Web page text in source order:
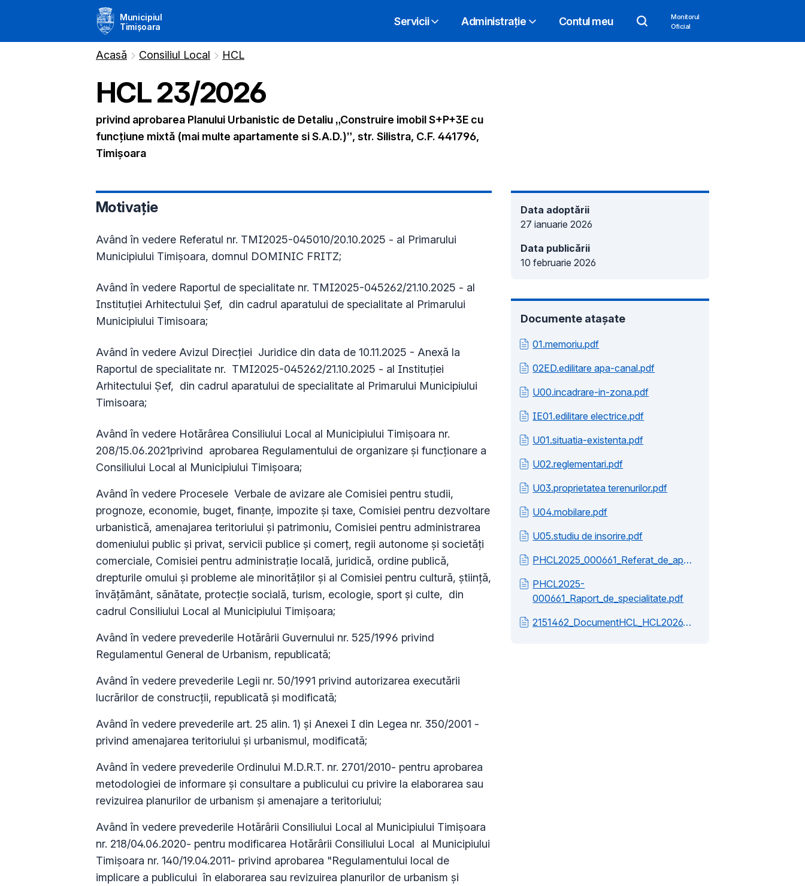
Municipiul
Timișoara
Servicii Administrație Contul meu
Monitorul
Oficial
Acasă Consiliul Local HCL
HCL23/2026
privind aprobarea Planului Urbanistic de Detaliu „Construire imobil S+P+3E cu
funcțiune mixtă (mai multe apartamente si S.A.D.)”, str. Silistra, C.F. 441796,
Timișoara
Motivație
Având în vedere Referatul nr. TMI2025-045010/20.10.2025 - al Primarului
Municipiului Timişoara, domnul DOMINIC FRITZ;
Având în vedere Raportul de specialitate nr. TMI2025-045262/21.10.2025 - al
Instituției Arhitectului Șef, din cadrul aparatului de specialitate al Primarului
Municipiului Timisoara;
Având în vedere Avizul Direcției Juridice din data de 10.11.2025 - Anexă la
Raportul de specialitate nr. TMI2025-045262/21.10.2025 - al Instituției
Arhitectului Șef, din cadrul aparatului de specialitate al Primarului Municipiului
Timisoara;
Având în vedere Hotărârea Consiliului Local al Municipiului Timișoara nr.
208/15.06.2021privind aprobarea Regulamentului de organizare și funcționare a
Consiliului Local al Municipiului Timișoara;
Având în vedere Procesele Verbale de avizare ale Comisiei pentru studii,
prognoze, economie, buget, finanţe, impozite şi taxe, Comisiei pentru dezvoltare
urbanistică, amenajarea teritoriului şi patrimoniu, Comisiei pentru administrarea
domeniului public şi privat, servicii publice şi comerţ, regii autonome şi societăţi
comerciale, Comisiei pentru administraţie locală, juridică, ordine publică,
drepturile omului şi probleme ale minorităţilor şi al Comisiei pentru cultură, ştiinţă,
învăţământ, sănătate, protecţie socială, turism, ecologie, sport şi culte, din
cadrul Consiliului Local al Municipiului Timişoara;
Având în vedere prevederile Hotărârii Guvernului nr. 525/1996 privind
Regulamentul General de Urbanism, republicată;
Având în vedere prevederile Legii nr. 50/1991 privind autorizarea executării
lucrărilor de construcţii, republicată şi modificată;
Având în vedere prevederile art. 25 alin. 1) şi Anexei I din Legea nr. 350/2001 -
privind amenajarea teritoriului şi urbanismul, modificată;
Având în vedere prevederile Ordinului M.D.R.T. nr. 2701/2010- pentru aprobarea
metodologiei de informare şi consultare a publicului cu privire la elaborarea sau
revizuirea planurilor de urbanism şi amenajare a teritoriului;
Având în vedere prevederile Hotărârii Consiliului Local al Municipiului Timişoara
nr. 218/04.06.2020- pentru modificarea Hotărârii Consiliului Local al Municipiului
Timișoara nr. 140/19.04.2011- privind aprobarea "Regulamentului local de
implicare a publicului în elaborarea sau revizuirea planurilor de urbanism şi
Data adoptării
27 ianuarie 2026
Data publicării
10 februarie 2026
Documente atașate
01.memoriu.pdf
02ED.edilitare apa-canal.pdf
U00.incadrare-in-zona.pdf
IE01.edilitare electrice.pdf
U01.situatia-existenta.pdf
U02.reglementari.pdf
U03.proprietatea terenurilor.pdf
U04.mobilare.pdf
U05.studiu de insorire.pdf
PHCL2025_000661_Referat_de_aprobare.pdf
PHCL2025-
000661_Raport_de_specialitate.pdf
2151462_DocumentHCL_HCL2026_000023.pdf